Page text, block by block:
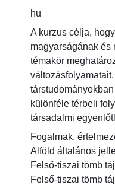
hu
A kurzus célja,
magyarságának és
témakör
különféle térbeli
társadalmi
Fogalmak,
Alföld általános
Felső-tiszai tömb
Felső-tiszai tömb